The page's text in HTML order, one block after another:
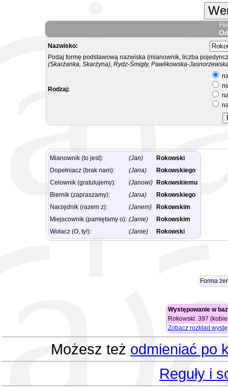
Nazwisko:
Podaj formę podstawową nazwiska (mianownik, liczba
(Skarżanka, Skarżyna), Rydz-Śmigły, Pawlikowska-
Rodzaj:
Mianownik (to jest): (Jan)
Rokowski
Dopełniacz (brak nam):
(Jana)
Rokowskiego
Celownik (gratulujemy):
(Janowi)
Rokowskiemu
Biernik (zapraszamy):
(Jana)
Rokowskiego
Narzędnik (razem z):
(Janem)
Rokowskim
Miejscownik (pamiętamy o): (Janie)
Rokowskim
Wołacz (O, ty!):
(Janie) Rokowski
Forma
Występowanie w
Rokowski: 397
Zobacz rozkład
Możesz też odmieniać po
Reguły i